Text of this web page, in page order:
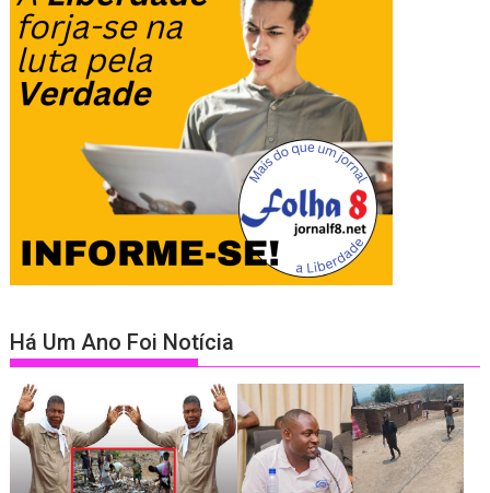
Há Um Ano Foi Notícia